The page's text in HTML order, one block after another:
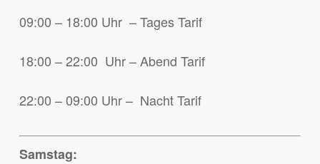
09:00 – 18:00 Uhr – Tages Tarif
18:00 – 22:00 Uhr – Abend Tarif
22:00 – 09:00 Uhr – Nacht Tarif
Samstag: